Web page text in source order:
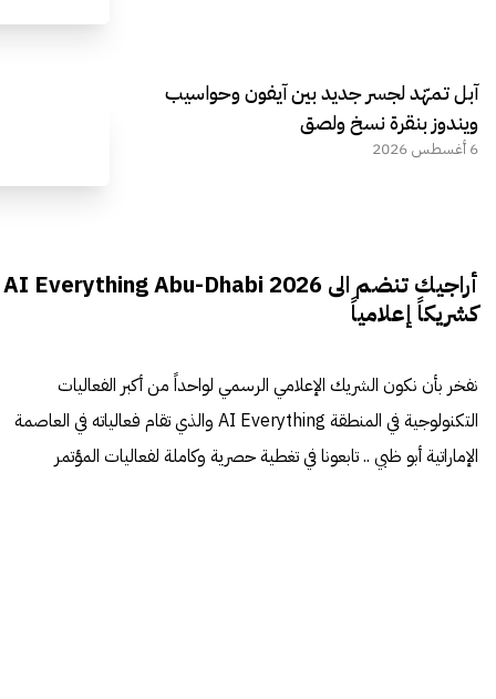
آبل تمهّد لجسر جديد بين آيفون وحواسيب
ويندوز بنقرة نسخ ولصق
6 أغسطس 2026
أراجيك تنضم الى AI Everything Abu-Dhabi 2026
كشريكاً إعلامياً
نفخر بأن نكون الشريك الإعلامي الرسمي لواحداً من أكبر الفعاليات
التكنولوجية في المنطقة AI Everything والذي تقام فعالياته في العاصمة
الإماراتية أبو ظبي .. تابعونا في تغطية حصرية وكاملة لفعاليات المؤتمر